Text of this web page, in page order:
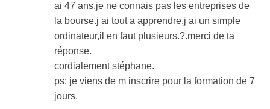
ai 47 ans.je ne connais pas les entreprises de
la bourse.j ai tout a apprendre.j ai un simple
ordinateur,il en faut plusieurs.?.merci de ta
réponse.
cordialement stéphane.
ps: je viens de m inscrire pour la formation de 7
jours.